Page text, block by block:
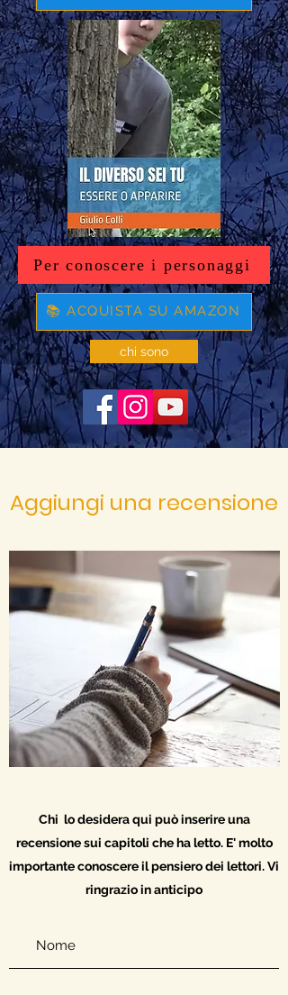
Per conoscere i personaggi
📚 ACQUISTA SU AMAZON
chi sono
Aggiungi una recensione
Chi lo desidera qui può inserire una
recensione sui capitoli che ha letto. E' molto
importante conoscere il pensiero dei lettori. Vi
ringrazio in anticipo